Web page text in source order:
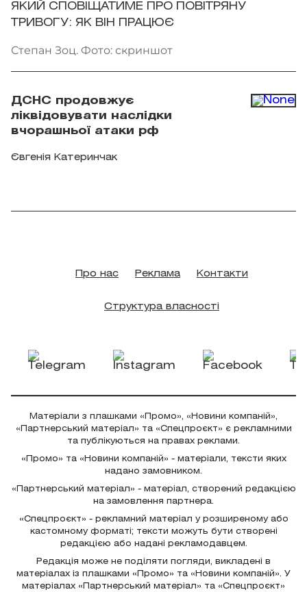
ЯКИЙ СПОВІЩАТИМЕ ПРО ПОВІТРЯНУ
ТРИВОГУ: ЯК ВІН ПРАЦЮЄ
Степан Зоц. Фото: скриншот
ДСНС продовжує
ліквідовувати наслідки
вчорашньої атаки рф
Євгенія Катеринчак
Про нас Реклама Контакти
Структура власності
Матеріали з плашками «Промо», «Новини компаній»,
«Партнерський матеріал» та «Спецпроєкт» є рекламними
та публікуються на правах реклами.
«Промо» та «Новини компаній» - матеріали, тексти яких
надано замовником.
«Партнерський матеріал» - матеріал, створений редакцією
на замовлення партнера.
«Спецпроєкт» - рекламний матеріал у розширеному або
кастомному форматі; тексти можуть бути створені
редакцією або надані рекламодавцем.
Редакція може не поділяти погляди, викладені в
матеріалах із плашками «Промо» та «Новини компаній». У
матеріалах «Партнерський матеріал» та «Спецпроєкт»